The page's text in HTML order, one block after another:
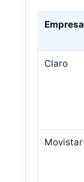
Empresa
Claro
Movistar